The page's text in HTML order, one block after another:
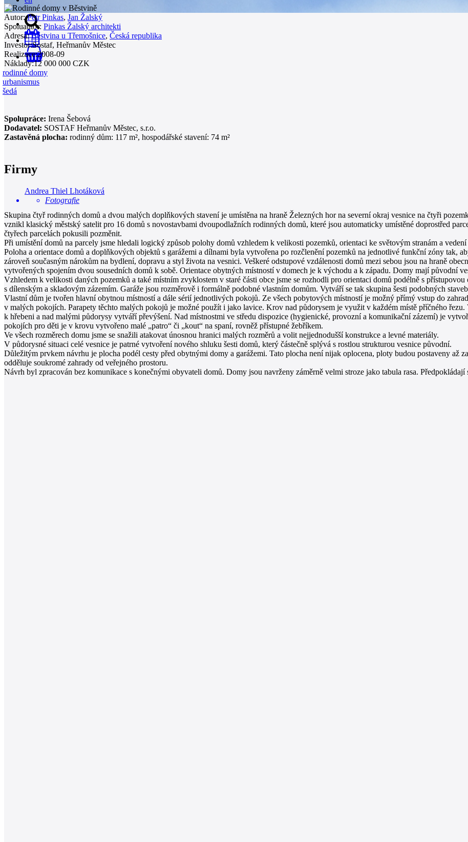
0
Autor: Petr Pinkas, Jan Žalský
Spoluautor: Pinkas Žalský architekti
Adresa: Běstvina u Třemošnice, Česká republika
Investor:Sostaf, Heřmanův Městec
Realizace:2008-09
Náklady:12 000 000 CZK
rodinné domy
urbanismus
šedá
Spolupráce: Irena Šebová
Dodavatel: SOSTAF Heřmanův Městec, s.r.o.
Zastavěná plocha: rodinný dům: 117 m², hospodářské stavení: 74 m²
Firmy
Andrea Thiel Lhotáková
Fotografie
Skupina čtyř rodinných domů a dvou malých doplňkových stavení je umístěna na hraně Železných hor na severní okraj vesnice na čtyři
vznikl klasický městský satelit pro 16 domů s novostavbami dvoupodlažních rodinných domů, které jsou automaticky umístěné doprostřed
čtyřech parcelách pokusili pozměnit.
Při umístění domů na parcely jsme hledali logický způsob polohy domů vzhledem k velikosti pozemků, orientaci ke světovým stranám a
Poloha a orientace domů a doplňkových objektů s garážemi a dílnami byla vytvořena po rozčlenění pozemků na jednotlivé funkční zóny tak,
zároveň současným nárokům na bydlení, dopravu a styl života na vesnici. Veškeré odstupové vzdálenosti domů mezi sebou jsou na hraně
vytvořených spojením dvou sousedních domů k sobě. Orientace obytných místností v domech je k východu a k západu. Domy mají původní
Vzhledem k velikosti daných pozemků a také místním zvyklostem v staré části obce jsme se rozhodli pro orientaci domů podélně s
s dílenským a skladovým zázemím. Garáže jsou rozměrově i formálně podobné vlastním domům. Vytváří se tak skupina šesti podobných
Vlastní dům je tvořen hlavní obytnou místností a dále sérií jednotlivých pokojů. Ze všech pobytových místností je možný přímý vstup do
v malých pokojích. Parapety těchto malých pokojů je možné použít i jako lavice. Krov nad půdorysem je využit v každém místě příčného
k hřebeni a nad malými půdorysy vytváří převýšení. Nad místnostmi ve středu dispozice (hygienické, provozní a komunikační zázemí) je
pokojích pro děti je v krovu vytvořeno malé „patro“ či „kout“ na spaní, rovněž přístupné žebříkem.
Ve všech rozměrech domu jsme se snažili atakovat únosnou hranici malých rozměrů a volit nejjednodušší konstrukce a levné materiály.
V půdorysné situaci celé vesnice je patrné vytvoření nového shluku šesti domů, který částečně splývá s rostlou strukturou vesnice původní.
Důležitým prvkem návrhu je plocha podél cesty před obytnými domy a garážemi. Tato plocha není nijak oplocena, ploty budou postaveny až
odděluje soukromé zahrady od veřejného prostoru.
Návrh byl zpracován bez komunikace s konečnými obyvateli domů. Domy jsou navrženy záměrně velmi stroze jako tabula rasa.